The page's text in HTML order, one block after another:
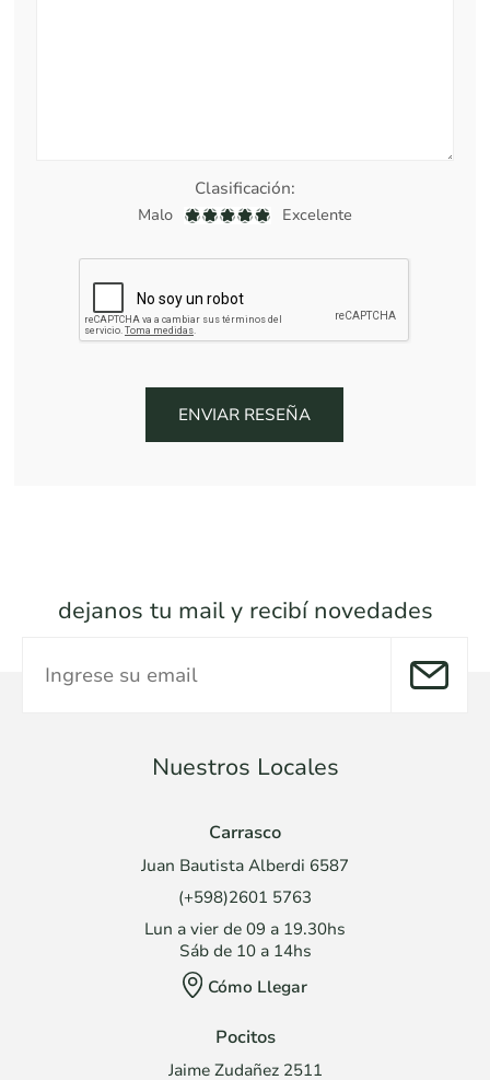
Clasificación:
Malo Excelente
dejanos tu mail y recibí novedades
Nuestros Locales
Carrasco
Juan Bautista Alberdi 6587
(+598)2601 5763
Lun a vier de 09 a 19.30hs
Sáb de 10 a 14hs
Cómo Llegar
Pocitos
Jaime Zudañez 2511